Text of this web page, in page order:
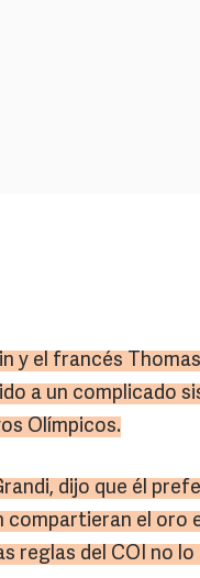
y el francés
a un complicado
Olímpicos.
dijo que él
el oro
reglas del COI no